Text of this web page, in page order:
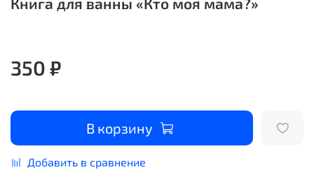
350 ₽
В корзину
Добавить в сравнение